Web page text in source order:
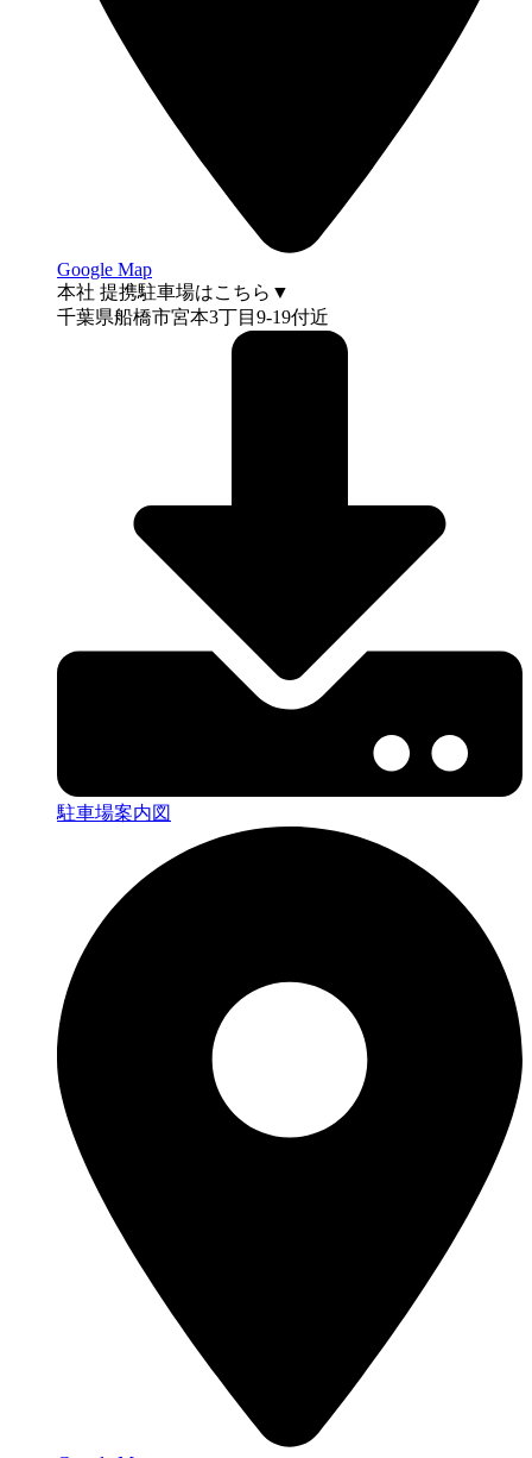
Google Map
本社 提携駐車場はこちら▼
千葉県船橋市宮本3丁目9-19付近
駐車場案内図